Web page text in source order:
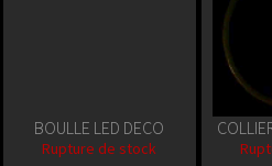
BOULLE LED DECO
Rupture de stock